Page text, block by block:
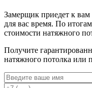
Замерщик приедет к вам
для вас время. По
стоимости натяжного
Получите
натяжного потолка или